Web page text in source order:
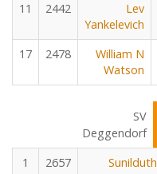
11 2442
Lev
Yankelevich
17 2478
William N
Watson
SV
Deggendorf
1
2657
Sunilduth